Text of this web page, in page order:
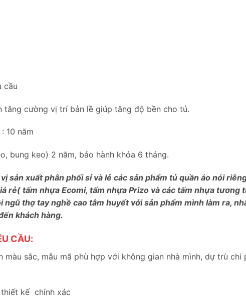
cầu
tăng cường vị trí bản lề giúp tăng độ bền cho tủ.
10 năm
bung keo) 2 năm, bảo hành khóa 6 tháng.
sản xuất phân phối sỉ và lẻ các sản phẩm tủ quần áo nói
rẻ( tấm nhựa Ecomi, tấm nhựa Prizo và các tấm nhựa tương
thợ tay nghề cao tâm huyết với sản phẩm mình làm ra,
khách hàng.
CẦU:
màu sắc, mẫu mã phù hợp với không gian nhà mình, dự trù
kế chính xác